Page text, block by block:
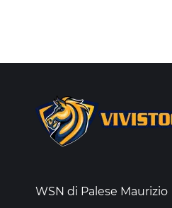
WSN di Palese Maurizio